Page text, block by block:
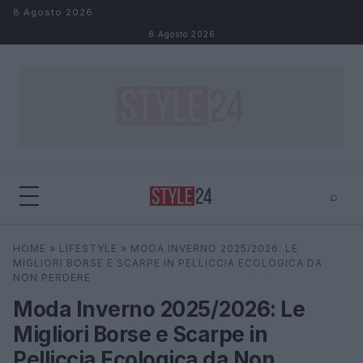
Salta al contenuto
8 Agosto 2026
8 Agosto 2026
⌕
Cerca
HOME » LIFESTYLE » MODA INVERNO 2025/2026: LE
MIGLIORI BORSE E SCARPE IN PELLICCIA ECOLOGICA DA
NON PERDERE
Moda Inverno 2025/2026: Le
Migliori Borse e Scarpe in